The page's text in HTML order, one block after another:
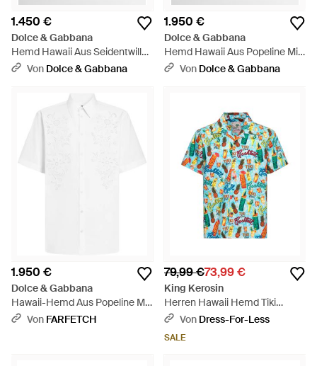
1.450 €
Dolce & Gabbana
Hemd Hawaii Aus Seidentwill
Mit Carretto-Print - Blau
Von Dolce & Gabbana
1.950 €
Dolce & Gabbana
Hemd Hawaii Aus Popeline Mit
Ajourstickerei - Weiß
Von Dolce & Gabbana
1.950 €
Dolce & Gabbana
Hawaii-Hemd Aus Popeline Mit
Schnittmuster - Weiß
Von FARFETCH
79,99 €73,99 €
King Kerosin
Herren Hawaii Hemd Tiki
Cocktails - Blau
Von Dress-For-Less
SALE